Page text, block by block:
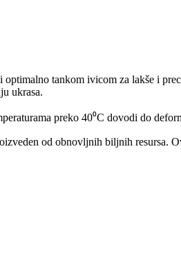
tankom ivicom za lakše i
ukrasa.
preko 40⁰C dovodi do
od obnovljnih biljnih resursa.